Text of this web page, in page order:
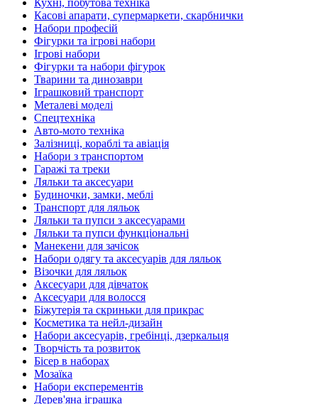
Кухні, побутова техніка
Касові апарати, супермаркети, скарбнички
Набори професій
Фігурки та ігрові набори
Ігрові набори
Фігурки та набори фігурок
Тварини та динозаври
Іграшковий транспорт
Металеві моделі
Спецтехніка
Авто-мото техніка
Залізниці, кораблі та авіація
Набори з транспортом
Гаражі та треки
Ляльки та аксесуари
Будиночки, замки, меблі
Транспорт для ляльок
Ляльки та пупси з аксесуарами
Ляльки та пупси функціональні
Манекени для зачісок
Набори одягу та аксесуарів для ляльок
Візочки для ляльок
Аксесуари для дівчаток
Аксесуари для волосся
Біжутерія та скриньки для прикрас
Косметика та нейл-дизайн
Набори аксесуарів, гребінці, дзеркальця
Творчість та розвиток
Бісер в наборах
Мозаїка
Набори експерементів
Дерев'яна іграшка